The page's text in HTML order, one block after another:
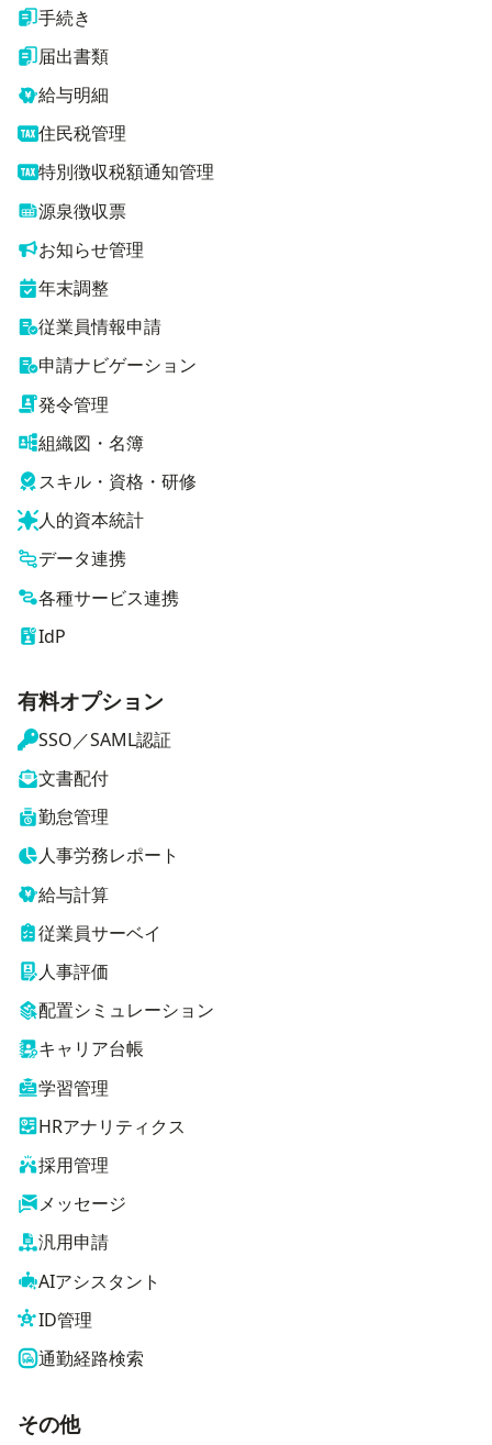
手続き
届出書類
給与明細
住民税管理
特別徴収税額通知管理
源泉徴収票
お知らせ管理
年末調整
従業員情報申請
申請ナビゲーション
発令管理
組織図・名簿
スキル・資格・研修
人的資本統計
データ連携
各種サービス連携
IdP
有料オプション
SSO／SAML認証
文書配付
勤怠管理
人事労務レポート
給与計算
従業員サーベイ
人事評価
配置シミュレーション
キャリア台帳
学習管理
HRアナリティクス
採用管理
メッセージ
汎用申請
AIアシスタント
ID管理
通勤経路検索
その他